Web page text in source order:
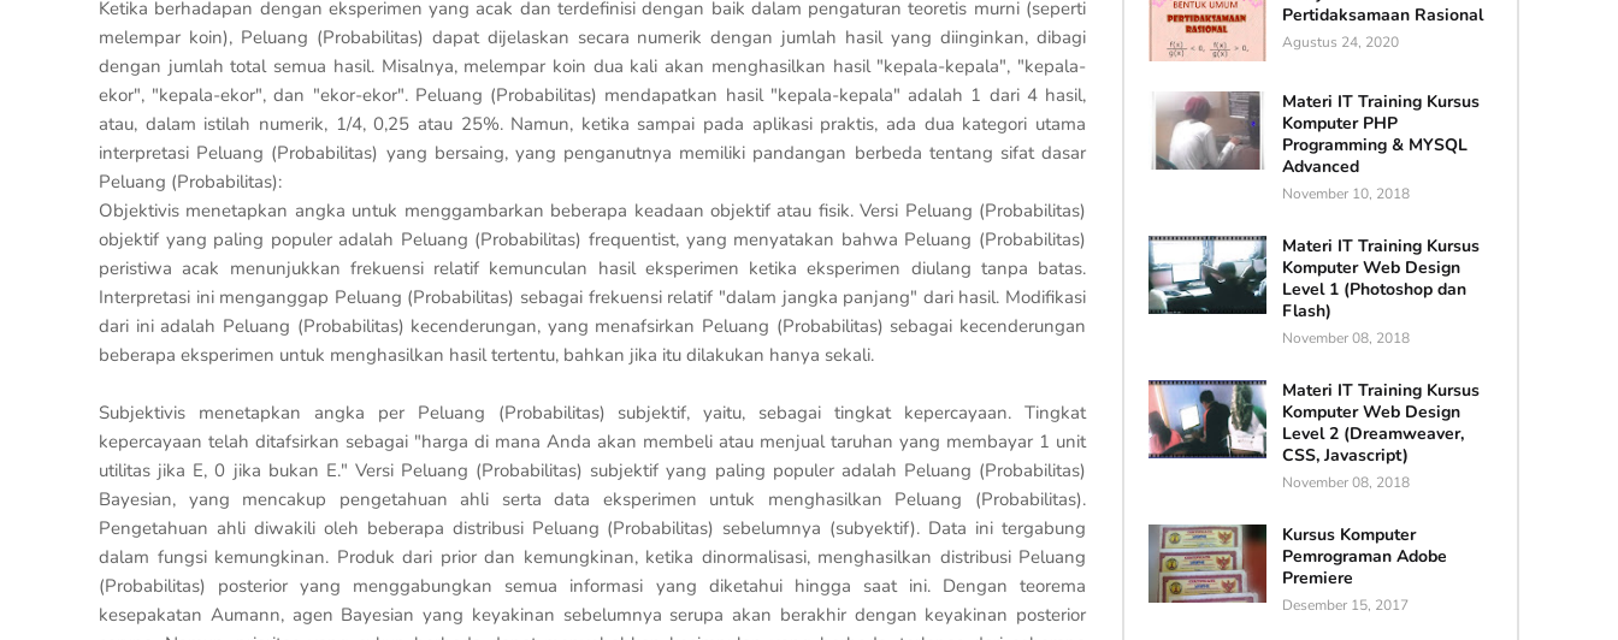
Ketika berhadapan dengan eksperimen yang acak dan terdefinisi dengan baik dalam pengaturan teoretis murni (seperti
melempar koin), Peluang (Probabilitas) dapat dijelaskan secara numerik dengan jumlah hasil yang diinginkan, dibagi
dengan jumlah total semua hasil. Misalnya, melempar koin dua kali akan menghasilkan hasil "kepala-kepala", "kepala-
ekor", "kepala-ekor", dan "ekor-ekor". Peluang (Probabilitas) mendapatkan hasil "kepala-kepala" adalah 1 dari 4 hasil,
atau, dalam istilah numerik, 1/4, 0,25 atau 25%. Namun, ketika sampai pada aplikasi praktis, ada dua kategori utama
interpretasi Peluang (Probabilitas) yang bersaing, yang penganutnya memiliki pandangan berbeda tentang sifat dasar
Peluang (Probabilitas):
Objektivis menetapkan angka untuk menggambarkan beberapa keadaan objektif atau fisik. Versi Peluang (Probabilitas)
objektif yang paling populer adalah Peluang (Probabilitas) frequentist, yang menyatakan bahwa Peluang (Probabilitas)
peristiwa acak menunjukkan frekuensi relatif kemunculan hasil eksperimen ketika eksperimen diulang tanpa batas.
Interpretasi ini menganggap Peluang (Probabilitas) sebagai frekuensi relatif "dalam jangka panjang" dari hasil. Modifikasi
dari ini adalah Peluang (Probabilitas) kecenderungan, yang menafsirkan Peluang (Probabilitas) sebagai kecenderungan
beberapa eksperimen untuk menghasilkan hasil tertentu, bahkan jika itu dilakukan hanya sekali.
Subjektivis menetapkan angka per Peluang (Probabilitas) subjektif, yaitu, sebagai tingkat kepercayaan. Tingkat
kepercayaan telah ditafsirkan sebagai "harga di mana Anda akan membeli atau menjual taruhan yang membayar 1 unit
utilitas jika E, 0 jika bukan E." Versi Peluang (Probabilitas) subjektif yang paling populer adalah Peluang (Probabilitas)
Bayesian, yang mencakup pengetahuan ahli serta data eksperimen untuk menghasilkan Peluang (Probabilitas).
Pengetahuan ahli diwakili oleh beberapa distribusi Peluang (Probabilitas) sebelumnya (subyektif). Data ini tergabung
dalam fungsi kemungkinan. Produk dari prior dan kemungkinan, ketika dinormalisasi, menghasilkan distribusi Peluang
(Probabilitas) posterior yang menggabungkan semua informasi yang diketahui hingga saat ini. Dengan teorema
kesepakatan Aumann, agen Bayesian yang keyakinan sebelumnya serupa akan berakhir dengan keyakinan posterior
Pertidaksamaan Rasional
Agustus 24, 2020
Materi IT Training Kursus
Komputer PHP
Programming & MYSQL
Advanced
November 10, 2018
Materi IT Training Kursus
Komputer Web Design
Level 1 (Photoshop dan
Flash)
November 08, 2018
Materi IT Training Kursus
Komputer Web Design
Level 2 (Dreamweaver,
CSS, Javascript)
November 08, 2018
Kursus Komputer
Pemrograman Adobe
Premiere
Desember 15, 2017